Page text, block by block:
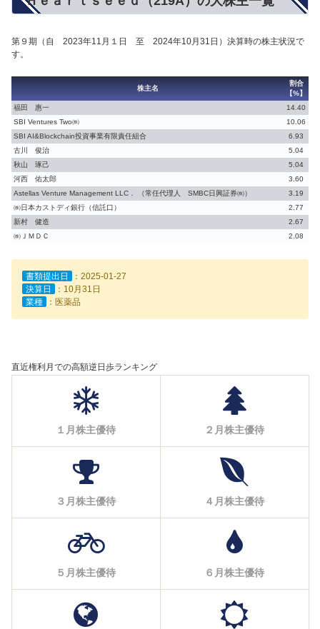
第９期（自 2023年11月１日 至 2024年10月31日）決算時の株主状況で
す。
株主名
割合
【%】
福田 惠一
14.40
SBI Ventures Two㈱
10.06
SBI AI&Blockchain投資事業有限責任組合
6.93
古川 俊治
5.04
秋山 琢己
5.04
河西 佑太郎
3.60
Astellas Venture Management LLC． （常任代理人 SMBC日興証券㈱）
3.19
㈱日本カストディ銀行（信託口）
2.77
新村 健造
2.67
㈱ＪＭＤＣ
2.08
書類提出日
：2025-01-27
決算日
：10月31日
業種
：医薬品
直近権利月での高額逆日歩ランキング
１月株主優待 ２月株主優待
３月株主優待 ４月株主優待
５月株主優待 ６月株主優待